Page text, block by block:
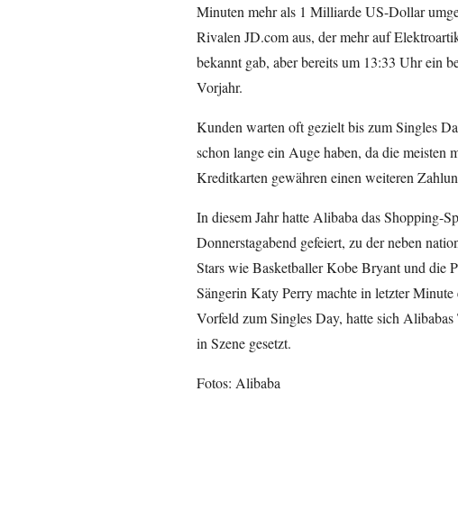
Minuten mehr als 1 Milliarde US-Dollar
Rivalen JD.com aus, der mehr auf
bekannt gab, aber bereits um 13:33 Uhr ein
Vorjahr.
Kunden warten oft gezielt bis zum Singles
schon lange ein Auge haben, da die meisten
Kreditkarten gewähren einen weiteren
In diesem Jahr hatte Alibaba das Shopping-
Donnerstagabend gefeiert, zu der neben
Stars wie Basketballer Kobe Bryant und die
Sängerin Katy Perry machte in letzter
Vorfeld zum Singles Day, hatte sich
in Szene gesetzt.
Fotos: Alibaba